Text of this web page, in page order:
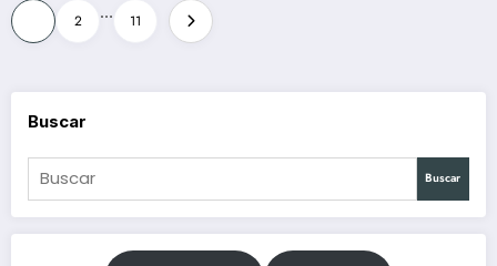
Paginación
de
entradas
2 … 11
Buscar
Buscar